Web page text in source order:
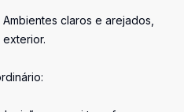
claros e arejados,